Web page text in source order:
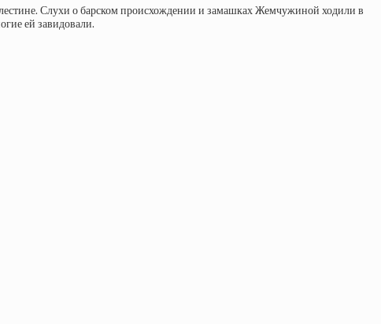
Слухи о барском происхождении и замашках Жемчужиной ходили в
ей завидовали.